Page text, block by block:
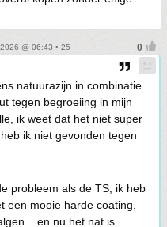
@ 06:43 • 25
natuurazijn in combinatie
tegen begroeiing in mijn
ik weet dat het niet super
ik niet gevonden tegen
probleem als de TS, ik heb
een mooie harde coating,
en nu het nat is